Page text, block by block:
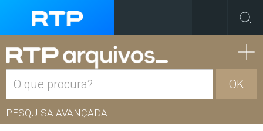
OK
PESQUISA AVANÇADA